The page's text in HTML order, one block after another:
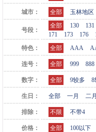
城市： 全部 玉林地区
号段：
全部 130 131
171
173 176
特色：
全部 AAA
连号： 全部 999 888
数字： 全部 9较多 8
生日： 全部 一月 二月
排除： 不限 不带4
价格： 全部 100以下